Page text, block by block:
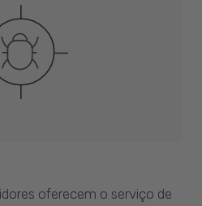
oferecem o serviço de